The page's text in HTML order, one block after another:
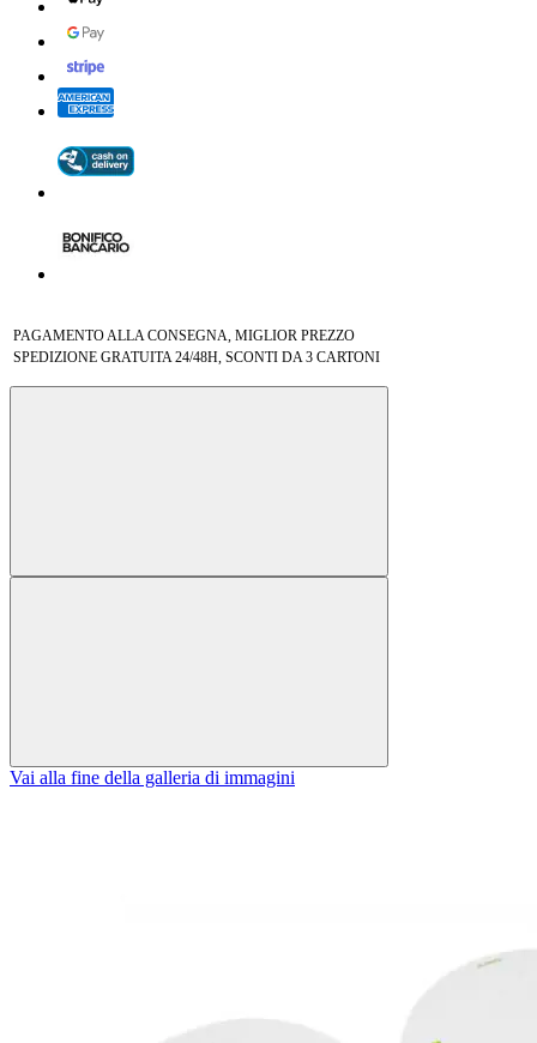
PAGAMENTO ALLA CONSEGNA, MIGLIOR PREZZO
SPEDIZIONE GRATUITA 24/48H, SCONTI DA 3 CARTONI
Vai alla fine della galleria di immagini